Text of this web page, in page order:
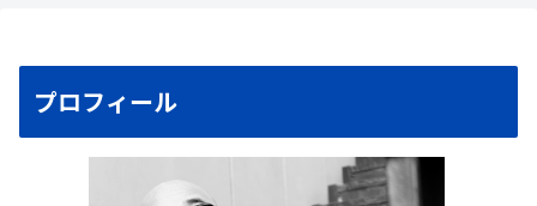
プロフィール